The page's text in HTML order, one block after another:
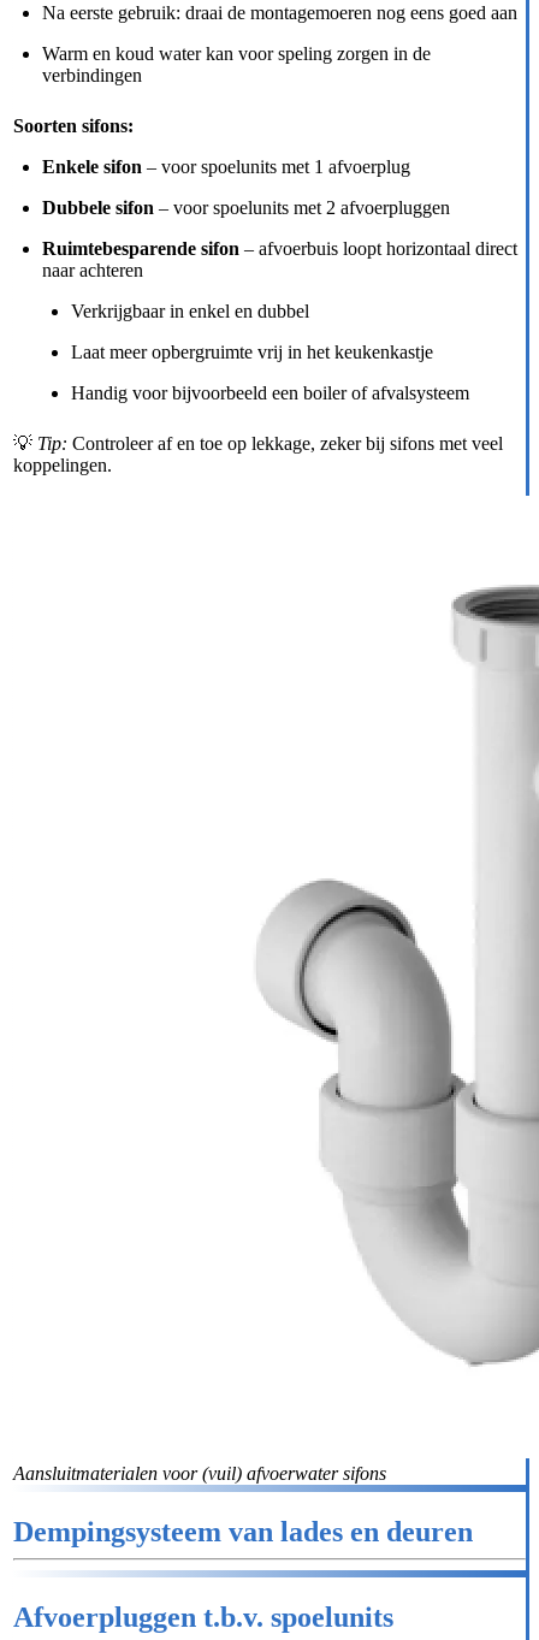
Na eerste gebruik: draai de montage­moeren nog eens goed aan
Warm en koud water kan voor speling zorgen in de
verbindingen
Soorten sifons:
Enkele sifon – voor spoelunits met 1 afvoerplug
Dubbele sifon – voor spoelunits met 2 afvoerpluggen
Ruimtebesparende sifon – afvoerbuis loopt horizontaal direct
naar achteren
Verkrijgbaar in enkel en dubbel
Laat meer opbergruimte vrij in het keukenkastje
Handig voor bijvoorbeeld een boiler of afvalsysteem
💡 Tip: Controleer af en toe op lekkage, zeker bij sifons met veel
koppelingen.
Aansluitmaterialen voor (vuil) afvoerwater sifons
Dempingsysteem van lades en deuren
Afvoerpluggen t.b.v. spoelunits